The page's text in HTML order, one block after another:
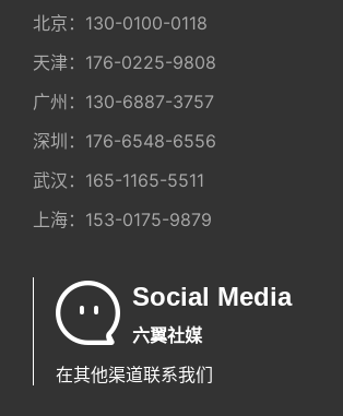
北京： 130-0100-0118
天津： 176-0225-9808
广州： 130-6887-3757
深圳： 176-6548-6556
武汉： 165-1165-5511
上海： 153-0175-9879
Social Media
六翼社媒
在其他渠道联系我们